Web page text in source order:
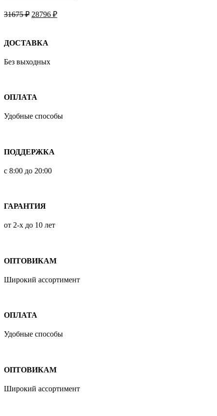
31675₽ 28796 ₽
ДОСТАВКА
Без выходных
ОПЛАТА
Удобные способы
ПОДДЕРЖКА
с 8:00 до 20:00
ГАРАНТИЯ
от 2-х до 10 лет
ОПТОВИКАМ
Широкий ассортимент
ОПЛАТА
Удобные способы
ОПТОВИКАМ
Широкий ассортимент